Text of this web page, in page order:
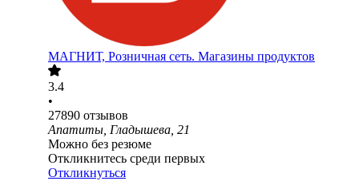
МАГНИТ, Розничная сеть. Магазины продуктов
3.4
•
27890 отзывов
Апатиты, Гладышева, 21
Можно без резюме
Откликнитесь среди первых
Откликнуться